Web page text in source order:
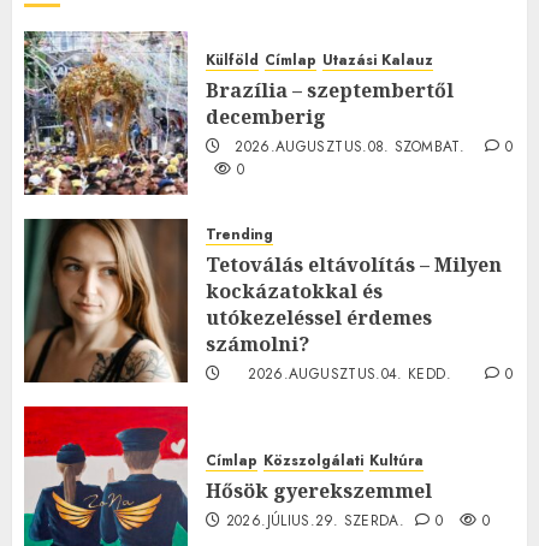
Külföld Címlap Utazási Kalauz
Brazília – szeptembertől
decemberig
2026.AUGUSZTUS.08. SZOMBAT.
0
0
Trending
Tetoválás eltávolítás – Milyen
kockázatokkal és
utókezeléssel érdemes
számolni?
2026.AUGUSZTUS.04. KEDD.
0
Címlap Közszolgálati Kultúra
Hősök gyerekszemmel
2026.JÚLIUS.29. SZERDA. 0 0